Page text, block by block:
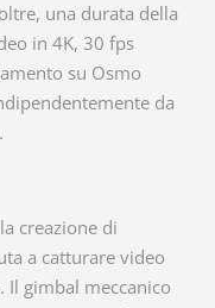
una durata della
in 4K, 30 fps
su Osmo
da
creazione di
a catturare video
gimbal meccanico